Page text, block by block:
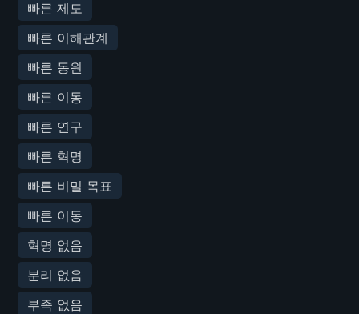
빠른 제도
빠른 이해관계
빠른 동원
빠른 이동
빠른 연구
빠른 혁명
빠른 비밀 목표
빠른 이동
혁명 없음
분리 없음
부족 없음